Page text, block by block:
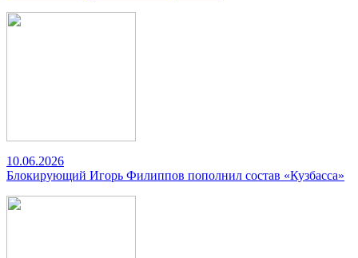
10.06.2026
Блокирующий Игорь Филиппов пополнил состав «Кузбасса»